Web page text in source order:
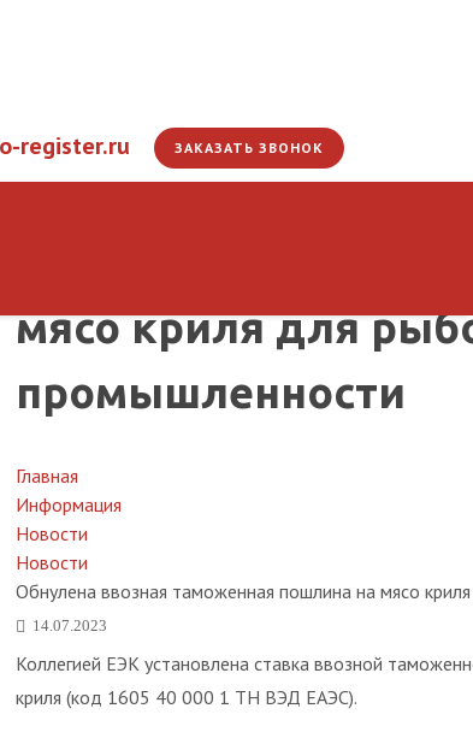
register.ru ЗАКАЗАТЬ ЗВОНОК
мясо криля для
промышленности
Главная
Информация
Новости
Новости
Обнулена ввозная таможенная пошлина на мясо
14.07.2023
Коллегией ЕЭК установлена ставка ввозной
криля (код 1605 40 000 1 ТН ВЭД ЕАЭС).